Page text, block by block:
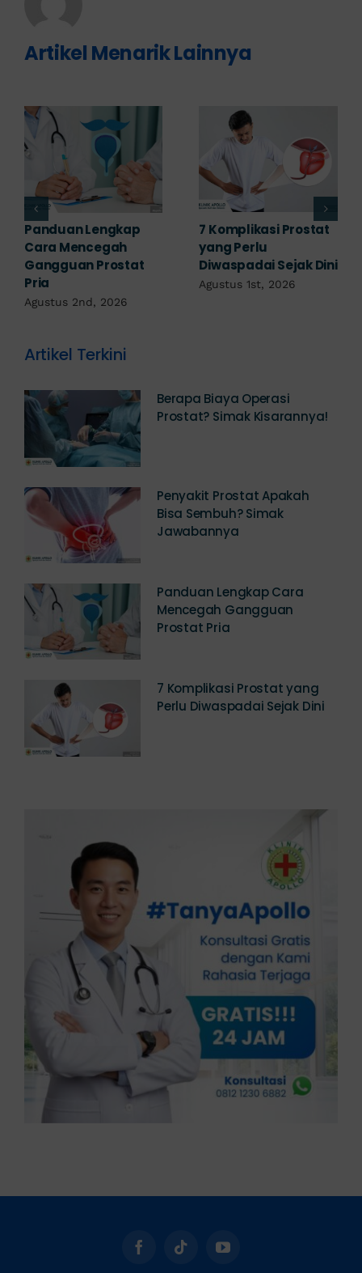
Artikel Menarik Lainnya
Obat Penyakit
Prostat: Pilihan
Terapi Sesuai
Diagnosis
Juli 23rd, 2026
Penyakit Prostat Bisa
Sembuh? Ini
Penjelasannya
Juli 22nd, 2026
Artikel Terkini
Berapa Biaya Operasi
Prostat? Simak Kisarannya!
Penyakit Prostat Apakah
Bisa Sembuh? Simak
Jawabannya
Panduan Lengkap Cara
Mencegah Gangguan
Prostat Pria
7 Komplikasi Prostat yang
Perlu Diwaspadai Sejak Dini